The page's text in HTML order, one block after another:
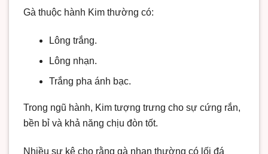
Gà thuộc hành Kim thường có:
Lông trắng.
Lông nhạn.
Trắng pha ánh bạc.
Trong ngũ hành, Kim tượng trưng cho sự cứng rắn,
bền bỉ và khả năng chịu đòn tốt.
Nhiều sư kê cho rằng gà nhạn thường có lối đá